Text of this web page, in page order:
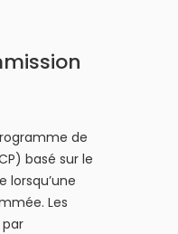
de
basé sur le
lorsqu’une
Les